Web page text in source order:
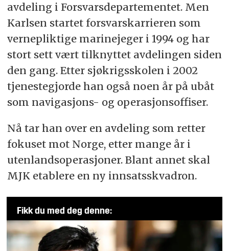
avdeling i Forsvarsdepartementet. Men
Karlsen startet forsvarskarrieren som
vernepliktige marinejeger i 1994 og har
stort sett vært tilknyttet avdelingen siden
den gang. Etter sjøkrigsskolen i 2002
tjenestegjorde han også noen år på ubåt
som navigasjons- og operasjonsoffiser.
Nå tar han over en avdeling som retter
fokuset mot Norge, etter mange år i
utenlandsoperasjoner. Blant annet skal
MJK etablere en ny innsatsskvadron.
Fikk du med deg denne: